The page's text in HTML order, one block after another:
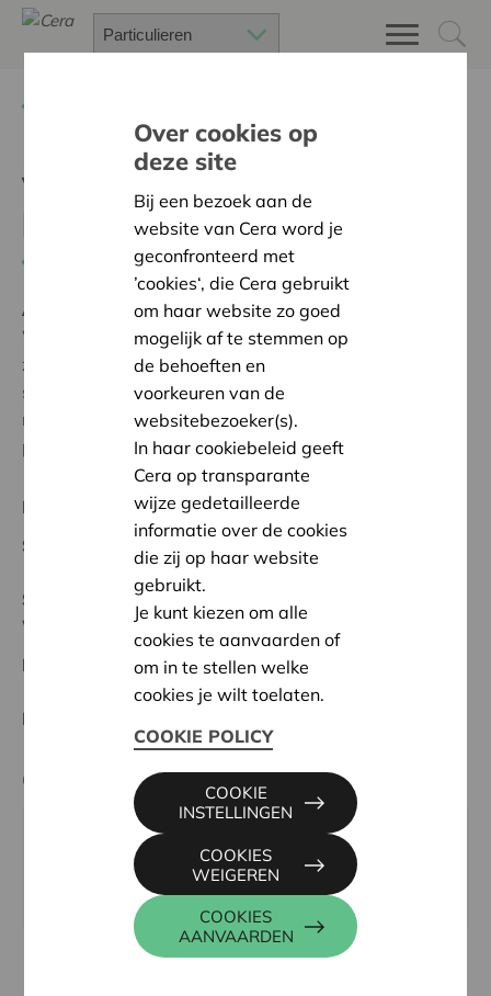
Verfraaiing zit- en
leefkamers
Terug naar overzicht
Ambitie:
Warme en zorgzame buurten voor iedereen
We kregen van Cera de steun om een aantal van onze
zitkamers in een hedendaags jasje te steken. Ze
steunden onze aankoop van zetels. Zo creëert Cera
mee een huiselijk gevoel voor al onze jongeren en een
plaats om tot rust te komen na een drukke schooldag.
Regionaal Project
Startdatum:
07/05/2024
Status:
Volledig
Waasland
Datum:
04/06/2024
Beslissing:
Contactpersoon
ALAIN BAECK
016 27 96 03
alain.baeck@cera.coop
Over cookies op
deze site
Bij een bezoek aan de
website van Cera word je
geconfronteerd met
’cookies‘, die Cera gebruikt
om haar website zo goed
mogelijk af te stemmen op
de behoeften en
voorkeuren van de
websitebezoeker(s).
In haar cookiebeleid geeft
Cera op transparante
wijze gedetailleerde
informatie over de cookies
die zij op haar website
gebruikt.
Je kunt kiezen om alle
cookies te aanvaarden of
om in te stellen welke
cookies je wilt toelaten.
COOKIE POLICY
COOKIES
AANVAARDEN
COOKIES
WEIGEREN
COOKIE
INSTELLINGEN